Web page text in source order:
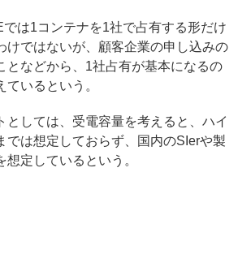
は1コンテナを1社で占有する形だけ
けではないが、顧客企業の申し込みの
となどから、1社占有が基本になるの
いるという。
しては、受電容量を考えると、ハイ
では想定しておらず、国内のSIerや製
定しているという。